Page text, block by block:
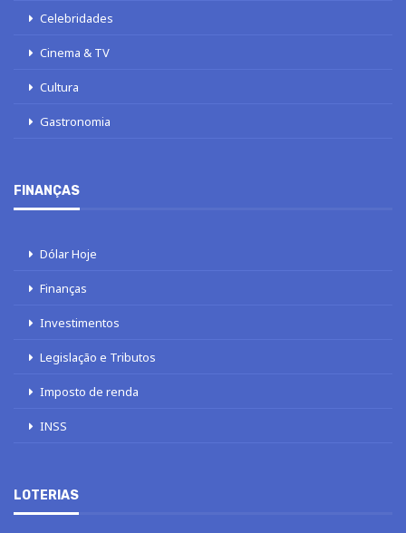
Celebridades
Cinema & TV
Cultura
Gastronomia
FINANÇAS
Dólar Hoje
Finanças
Investimentos
Legislação e Tributos
Imposto de renda
INSS
LOTERIAS